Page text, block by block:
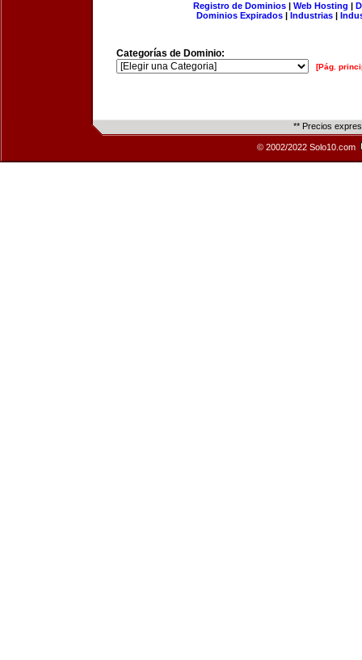
Registro de Dominios| Web Hosting |
Dominios Expirados | Industrias |
Categorías de Dominio:
[Pág.
** Precios
© 2002/2022 Solo10.com